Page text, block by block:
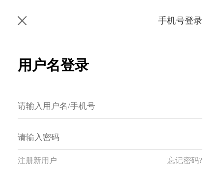
手机号登录
用户名登录
注册新用户 忘记密码?